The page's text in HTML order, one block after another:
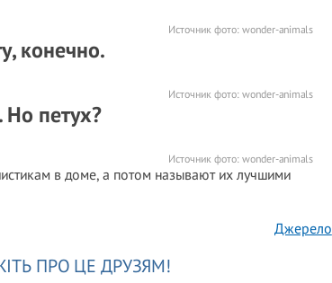
Источник фото: wonder-animals
конечно.
Источник фото: wonder-animals
Но петух?
Источник фото: wonder-animals
в доме, а потом называют их лучшими
Джерело
ПРО ЦЕ ДРУЗЯМ!